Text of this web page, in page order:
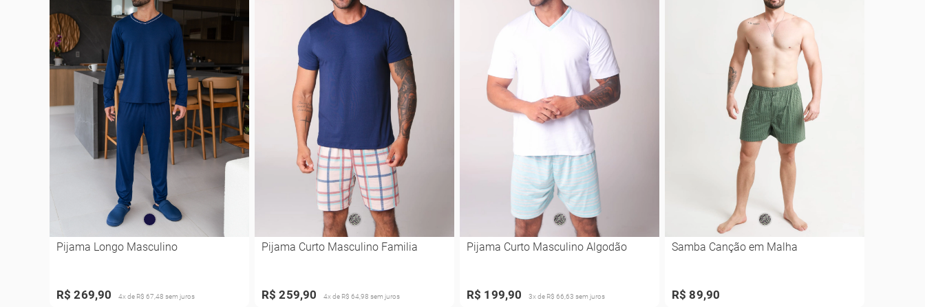
Pijama Longo Masculino
R$ 269,90 4x de R$ 67,48 sem juros
Pijama Curto Masculino Familia
R$ 259,90 4x de R$ 64,98 sem juros
Pijama Curto Masculino Algodão
R$ 199,90 3x de R$ 66,63 sem juros
Samba Canção em Malha
R$ 89,90